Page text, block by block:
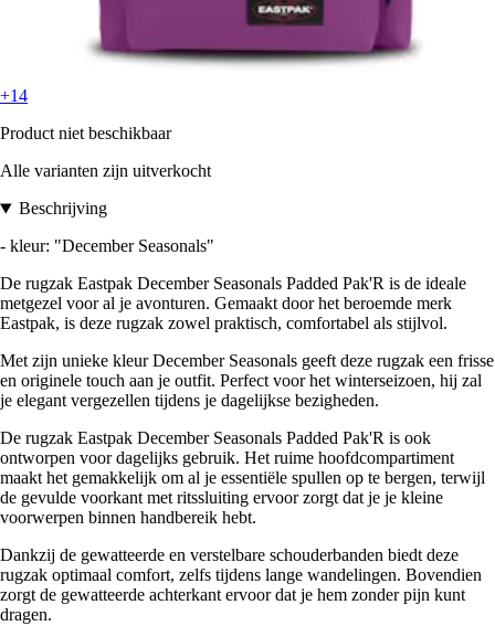
+14
Product niet beschikbaar
Alle varianten zijn uitverkocht
Beschrijving
- kleur: "December Seasonals"
De rugzak Eastpak December Seasonals Padded Pak'R is de ideale
metgezel voor al je avonturen. Gemaakt door het beroemde merk
Eastpak, is deze rugzak zowel praktisch, comfortabel als stijlvol.
Met zijn unieke kleur December Seasonals geeft deze rugzak een frisse
en originele touch aan je outfit. Perfect voor het winterseizoen, hij zal
je elegant vergezellen tijdens je dagelijkse bezigheden.
De rugzak Eastpak December Seasonals Padded Pak'R is ook
ontworpen voor dagelijks gebruik. Het ruime hoofdcompartiment
maakt het gemakkelijk om al je essentiële spullen op te bergen, terwijl
de gevulde voorkant met ritssluiting ervoor zorgt dat je je kleine
voorwerpen binnen handbereik hebt.
Dankzij de gewatteerde en verstelbare schouderbanden biedt deze
rugzak optimaal comfort, zelfs tijdens lange wandelingen. Bovendien
zorgt de gewatteerde achterkant ervoor dat je hem zonder pijn kunt
dragen.